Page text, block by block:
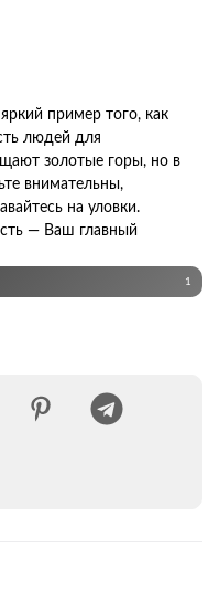
пример того, как
людей для
золотые горы, но в
внимательны,
на уловки.
— Ваш главный
1